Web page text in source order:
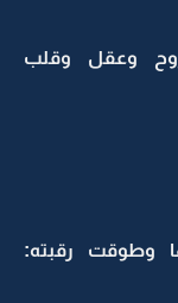
وعقل وقلب
وطوقت رقبته: